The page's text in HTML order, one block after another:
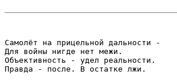
Самолёт на прицельной дальности -
Для войны нигде нет межи.
Объективность - удел реальности.
Правда - после. В остатке лжи.